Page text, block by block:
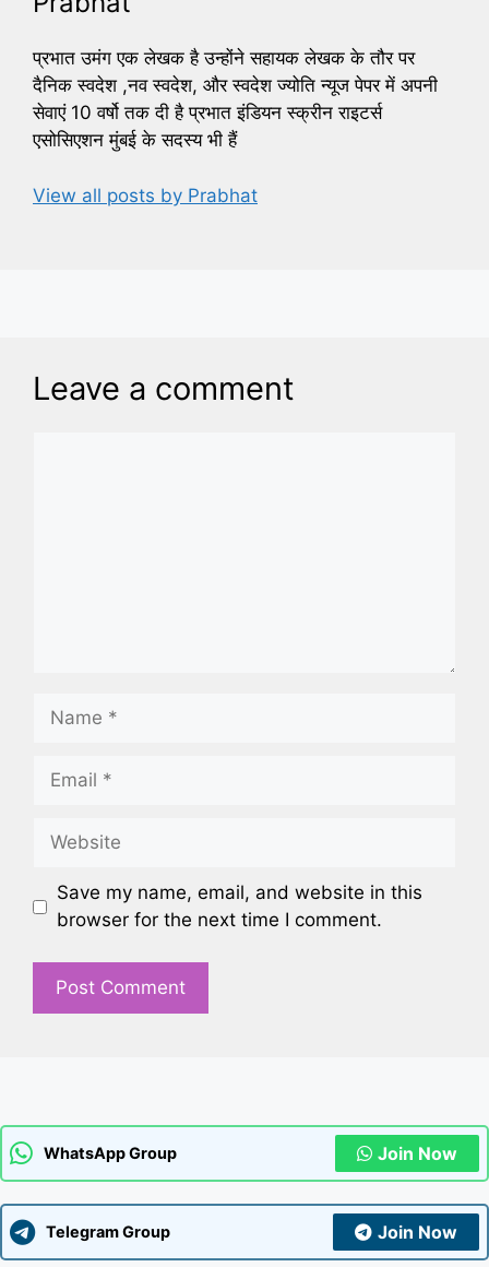
प्रभात उमंग एक लेखक है उन्होंने सहायक लेखक के तौर पर
दैनिक स्वदेश ,नव स्वदेश, और स्वदेश ज्योति न्यूज पेपर में अपनी
सेवाएं 10 वर्षो तक दी है प्रभात इंडियन स्क्रीन राइटर्स
एसोसिएशन मुंबई के सदस्य भी हैं
View all posts by Prabhat
Leave a comment
Name
Email
Website
Save my name, email, and website in this
browser for the next time I comment.
WhatsApp Group Join Now
Telegram Group Join Now